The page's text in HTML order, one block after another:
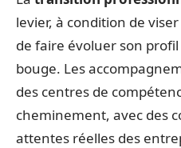
levier, à condition de
de faire évoluer son
bouge. Les
des centres de
cheminement, avec des
attentes réelles des